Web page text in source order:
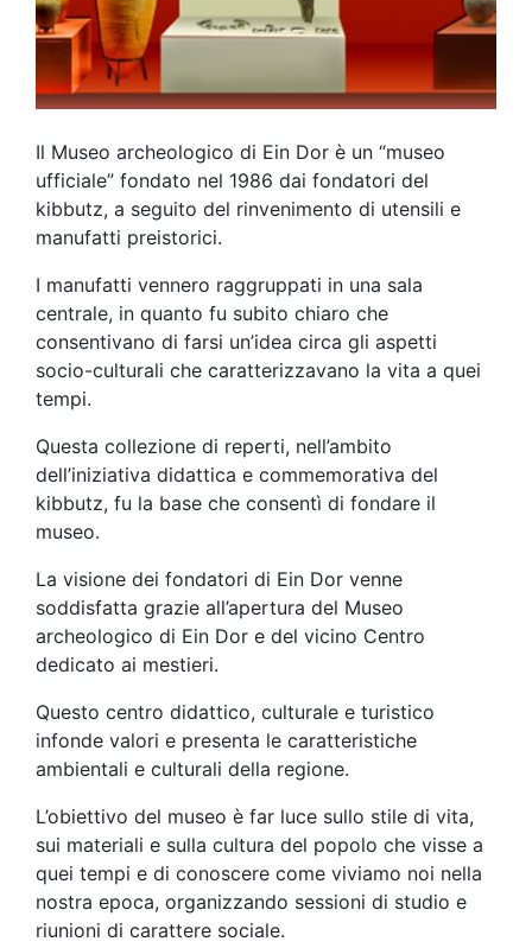
Il Museo archeologico di Ein Dor è un “museo
ufficiale” fondato nel 1986 dai fondatori del
kibbutz, a seguito del rinvenimento di utensili e
manufatti preistorici.
I manufatti vennero raggruppati in una sala
centrale, in quanto fu subito chiaro che
consentivano di farsi un’idea circa gli aspetti
socio-culturali che caratterizzavano la vita a quei
tempi.
Questa collezione di reperti, nell’ambito
dell’iniziativa didattica e commemorativa del
kibbutz, fu la base che consentì di fondare il
museo.
La visione dei fondatori di Ein Dor venne
soddisfatta grazie all’apertura del Museo
archeologico di Ein Dor e del vicino Centro
dedicato ai mestieri.
Questo centro didattico, culturale e turistico
infonde valori e presenta le caratteristiche
ambientali e culturali della regione.
L’obiettivo del museo è far luce sullo stile di vita,
sui materiali e sulla cultura del popolo che visse a
quei tempi e di conoscere come viviamo noi nella
nostra epoca, organizzando sessioni di studio e
riunioni di carattere sociale.